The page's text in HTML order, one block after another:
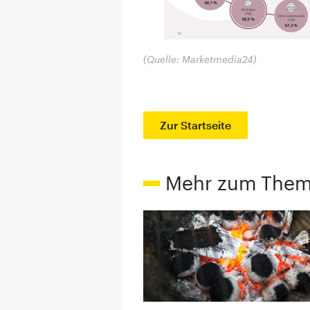
(Quelle: Marketmedia24)
Zur Startseite
Mehr zum